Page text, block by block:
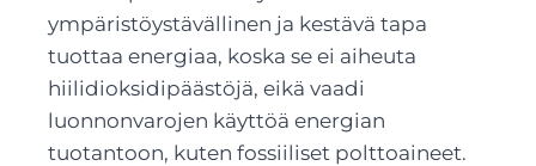
ympäristöystävällinen ja kestävä tapa
tuottaa energiaa, koska se ei aiheuta
hiilidioksidipäästöjä, eikä vaadi
luonnonvarojen käyttöä energian
tuotantoon, kuten fossiiliset polttoaineet.